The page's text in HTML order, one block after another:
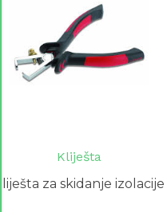
Kliješta
Kliješta za skidanje izolacije